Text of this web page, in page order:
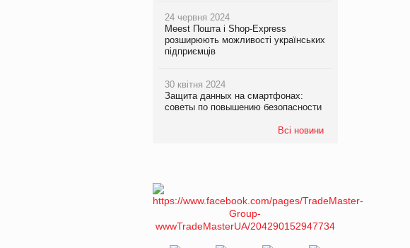
24 червня 2024
Meest Пошта і Shop-Express
розширюють можливості українських
підприємців
30 квітня 2024
Защита данных на смартфонах:
советы по повышению безопасности
Всі новини